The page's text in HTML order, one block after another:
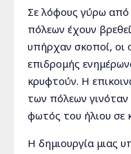
Σε λόφους γύρω από
πόλεων έχουν
υπήρχαν σκοποί, οι
επιδρομής
κρυφτούν. Η
των πόλεων
φωτός του ήλιου σε
Η δημιουργία μιας